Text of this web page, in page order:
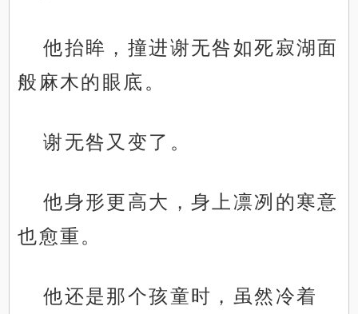
他抬眸，撞进谢无咎如死寂湖面
般麻木的眼底。
谢无咎又变了。
他身形更高大，身上凛冽的寒意
也愈重。
他还是那个孩童时，虽然冷着